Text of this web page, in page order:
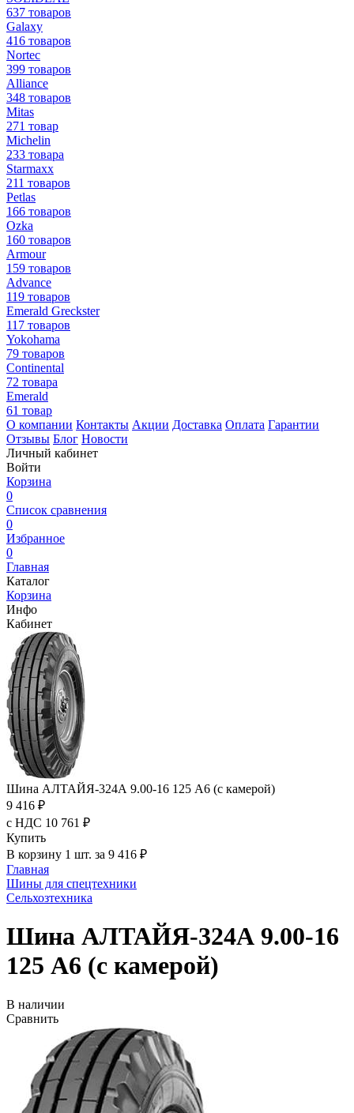
637 товаров
Galaxy
416 товаров
Nortec
399 товаров
Alliance
348 товаров
Mitas
271 товар
Michelin
233 товара
Starmaxx
211 товаров
Petlas
166 товаров
Ozka
160 товаров
Armour
159 товаров
Advance
119 товаров
Emerald Greckster
117 товаров
Yokohama
79 товаров
Continental
72 товара
Emerald
61 товар
О компании Контакты Акции Доставка Оплата Гарантии
Отзывы Блог Новости
Личный кабинет
Войти
Корзина
0
Список сравнения
0
Избранное
0
Главная
Каталог
Корзина
Инфо
Кабинет
Шина АЛТАЙЯ-324А 9.00-16 125 A6 (с камерой)
9 416 ₽
с НДС 10 761 ₽
Купить
В корзину 1 шт. за 9 416 ₽
Главная
Шины для спецтехники
Сельхозтехника
Шина АЛТАЙЯ-324А 9.00-16
125 A6 (с камерой)
В наличии
Сравнить